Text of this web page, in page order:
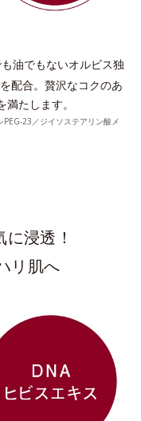
油でもないオルビス独
を配合。贅沢なコクのあ
たします。
23／ジイソステアリン酸メ
浸透！
リ肌へ